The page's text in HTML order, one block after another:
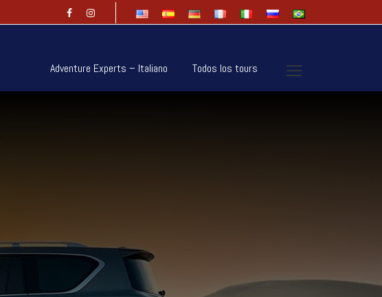
Adventure Experts – Italiano Todos los tours